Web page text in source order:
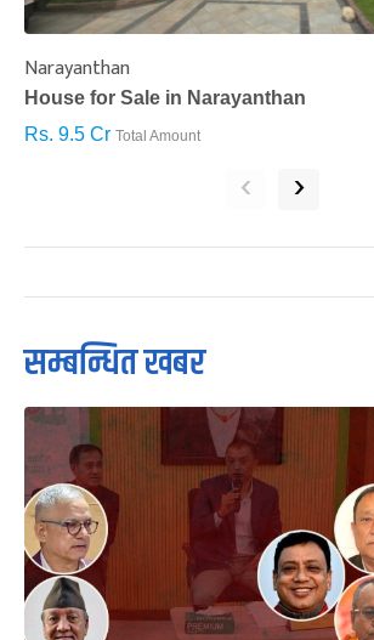
Narayanthan
House for Sale in Narayanthan
Rs. 9.5 Cr Total Amount
‹ ›
सम्बन्धित खबर